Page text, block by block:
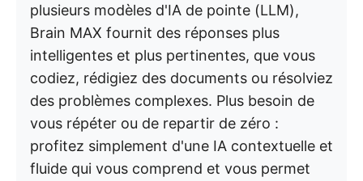
plusieurs modèles d'IA de pointe (LLM),
Brain MAX fournit des réponses plus
intelligentes et plus pertinentes, que vous
codiez, rédigiez des documents ou résolviez
des problèmes complexes. Plus besoin de
vous répéter ou de repartir de zéro :
profitez simplement d'une IA contextuelle et
fluide qui vous comprend et vous permet